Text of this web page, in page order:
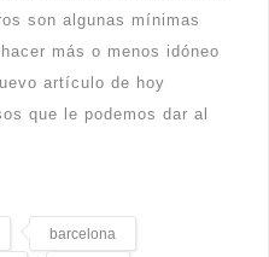
son algunas mínimas
más o menos idóneo
artículo de hoy
que le podemos dar al
barcelona